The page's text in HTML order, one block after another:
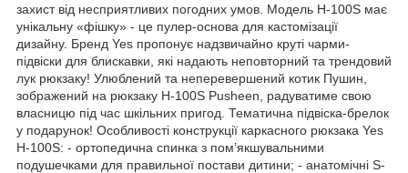
захист від несприятливих погодних умов. Модель H-100S має
унікальну «фішку» - це пулер-основа для кастомізації
дизайну. Бренд Yes пропонує надзвичайно круті чарми-
підвіски для блискавки, які надають неповторний та трендовий
лук рюкзаку! Улюблений та неперевершений котик Пушин,
зображений на рюкзаку H-100S Pusheen, радуватиме свою
власницю під час шкільних пригод. Тематична підвіска-брелок
у подарунок! Особливості конструкції каркасного рюкзака Yes
H-100S: - ортопедична спинка з пом’якшувальними
подушечками для правильної постави дитини; - анатомічні S-